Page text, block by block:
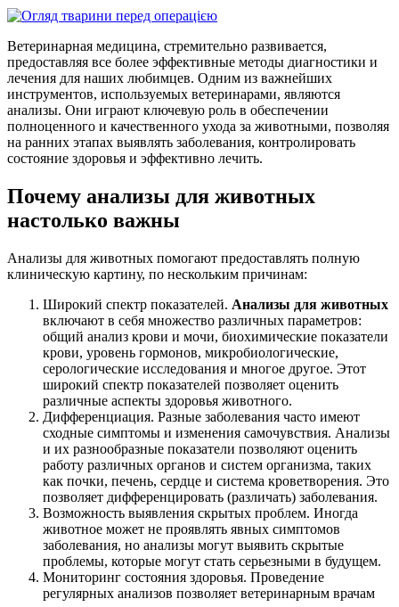
Ветеринарная медицина, стремительно развивается,
предоставляя все более эффективные методы диагностики и
лечения для наших любимцев. Одним из важнейших
инструментов, используемых ветеринарами, являются
анализы. Они играют ключевую роль в обеспечении
полноценного и качественного ухода за животными, позволяя
на ранних этапах выявлять заболевания, контролировать
состояние здоровья и эффективно лечить.
Почему анализы для животных
настолько важны
Анализы для животных помогают предоставлять полную
клиническую картину, по нескольким причинам:
Широкий спектр показателей. Анализы для животных
включают в себя множество различных параметров:
общий анализ крови и мочи, биохимические показатели
крови, уровень гормонов, микробиологические,
серологические исследования и многое другое. Этот
широкий спектр показателей позволяет оценить
различные аспекты здоровья животного.
Дифференциация. Разные заболевания часто имеют
сходные симптомы и изменения самочувствия. Анализы
и их разнообразные показатели позволяют оценить
работу различных органов и систем организма, таких
как почки, печень, сердце и система кроветворения. Это
позволяет дифференцировать (различать) заболевания.
Возможность выявления скрытых проблем. Иногда
животное может не проявлять явных симптомов
заболевания, но анализы могут выявить скрытые
проблемы, которые могут стать серьезными в будущем.
Мониторинг состояния здоровья. Проведение
регулярных анализов позволяет ветеринарным врачам